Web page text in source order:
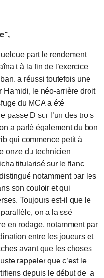
part le rendement
à la fin de l’exercice
a réussi toutefois une
Hamidi, le néo-arrière droit
du MCA a été
passe D sur l’un des trois
a parlé également du bon
qui commence petit à
onze du technicien
titularisé sur le flanc
notamment par les
son couloir et qui
Toujours est-il que le
on a laissé
en rodage, notamment par
entre les joueurs et
avant que les choses
rappeler que c’est le
depuis le début de la